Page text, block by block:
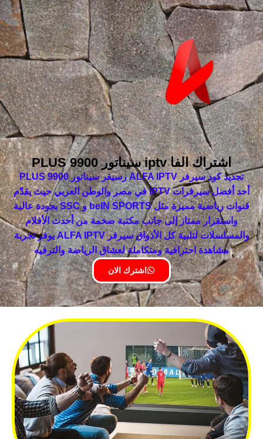
اشتراك الفا iptv سيناتور 9900 PLUS
تجديد كود سيرفر ALFA IPTV رسيفر سيناتور 9900 PLUS
أحد أفضل سيرفرات IPTV في مصر والوطن العربي حيث يقدّم
قنوات رياضية مميزة مثل beIN SPORTS و SSC بجودة عالية
واستقرار ممتاز إلى جانب مكتبة ضخمة من أحدث الأفلام
والمسلسلات لتلبية كل الأذواق سيرفر ALFA IPTV يوفر تجربة
مشاهدة احترافية ومتكاملة لعشاق الرياضة والترفيه
اشترك الان